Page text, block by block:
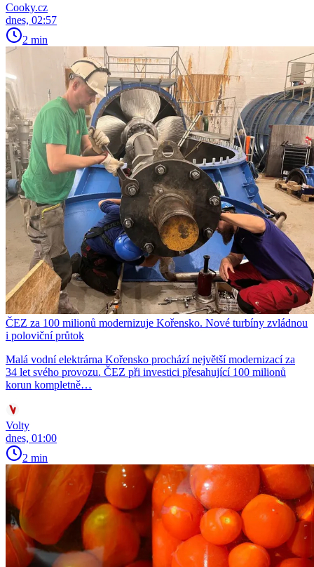
Cooky.cz
dnes, 02:57
2 min
ČEZ za 100 milionů modernizuje Kořensko. Nové turbíny zvládnou
i poloviční průtok
Malá vodní elektrárna Kořensko prochází největší modernizací za
34 let svého provozu. ČEZ při investici přesahující 100 milionů
korun kompletně…
Volty
dnes, 01:00
2 min